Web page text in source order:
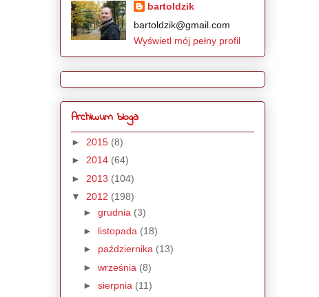
bartoldzik
bartoldzik@gmail.com
Wyświetl mój pełny profil
Archiwum bloga
► 2015 (8)
► 2014 (64)
► 2013 (104)
▼ 2012 (198)
► grudnia (3)
► listopada (18)
► października (13)
► września (8)
► sierpnia (11)